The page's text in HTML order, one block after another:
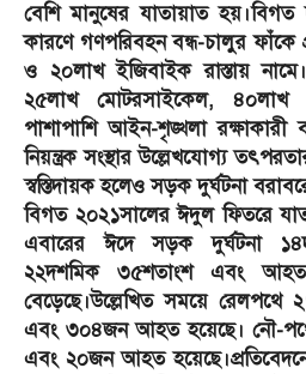
বেশি মানুষের যাতায়াত
কারণে গণপরিবহন বন্ধ-চালুর
ও ২০লাখ ইজিবাইক রাস্তায়
২৫লাখ মোটরসাইকেল, ৪০লাখ
পাশাপাশি আইন-শৃঙ্খলা রক্ষাকারী
নিয়ন্ত্রক সংস্থার উল্লেখযোগ্য
স্বস্তিদায়ক হলেও সড়ক দুর্ঘটনা
বিগত ২০২১সালের ঈদুল ফিতরে
এবারের ঈদে সড়ক দুর্ঘটনা
২২দশমিক ৩৫শতাংশ এবং
বেড়েছে।উল্লেখিত সময়ে রেলপথে
এবং ৩০৪জন আহত হয়েছে। নৌ-
এবং ২০জন আহত হয়েছে।